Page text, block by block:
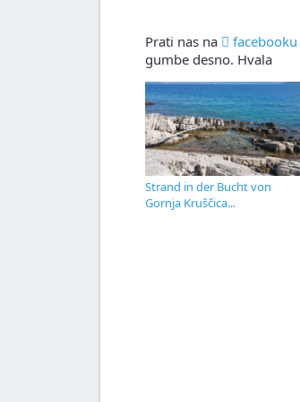
Prati nas na facebooku
gumbe desno. Hvala
Strand in der Bucht von
Gornja Kruščica...